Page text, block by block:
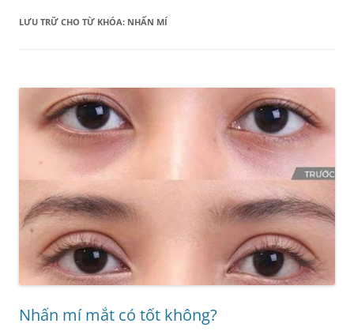
LƯU TRỮ CHO TỪ KHÓA: NHẤN MÍ
Nhấn mí mắt có tốt không?